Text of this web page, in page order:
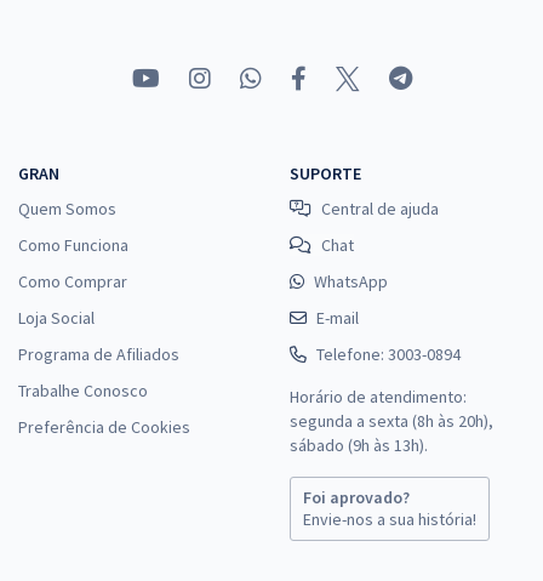
GRAN
Quem Somos
Como Funciona
Como Comprar
Loja Social
Programa de Afiliados
Trabalhe Conosco
Preferência de Cookies
SUPORTE
Central de ajuda
Chat
WhatsApp
E-mail
Telefone: 3003-0894
Horário de atendimento:
segunda a sexta (8h às 20h),
sábado (9h às 13h).
Foi aprovado?
Envie-nos a sua história!